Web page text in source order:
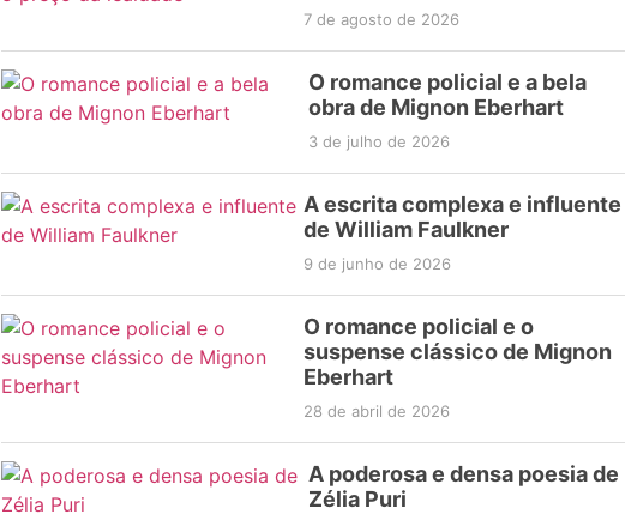
7 de agosto de 2026
O romance policial e a bela
obra de Mignon Eberhart
3 de julho de 2026
A escrita complexa e influente
de William Faulkner
9 de junho de 2026
O romance policial e o
suspense clássico de Mignon
Eberhart
28 de abril de 2026
A poderosa e densa poesia de
Zélia Puri